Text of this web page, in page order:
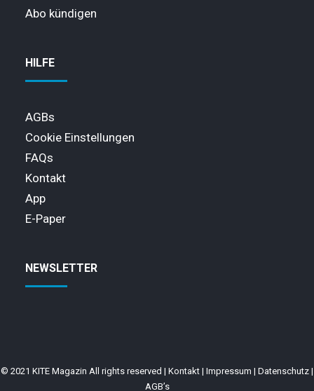
Abo kündigen
HILFE
AGBs
Cookie Einstellungen
FAQs
Kontakt
App
E-Paper
NEWSLETTER
© 2021 KITE Magazin All rights reserved | Kontakt | Impressum | Datenschutz |
AGB’s